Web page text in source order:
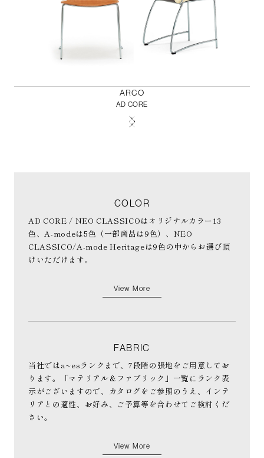
ARCO
AD CORE
COLOR
AD CORE / NEO CLASSICOはオリジナルカラー13
色、A-modeは5色（一部商品は9色）、NEO
CLASSICO/A-mode Heritageは9色の中からお選び頂
けいただけます。
View More
FABRIC
当社ではa~esランクまで、7段階の張地をご用意してお
ります。「マテリアル＆ファブリック」一覧にランク表
示がございますので、カタログをご参照のうえ、インテ
リアとの適性、お好み、ご予算等を合わせてご検討くだ
さい。
View More